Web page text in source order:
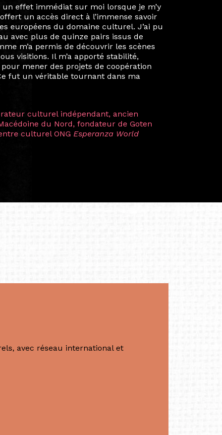
privée et ma vie professionnelle dans les
Durant mon année au sein du Diplôme
réseau européen aussi inattendu que
au-delà de la salle de classe. En
camarades à collaborer sur des projets
de Helsinki à Kuala Lumpur, Langkawi,
ainsi ma vision de curatrice
à travers les disciplines et les
Zuntz — une amitié dont la générosité et
trajectoire et m’ont conduite de
d’une décennie. Aujourd’hui encore,
/Germany)